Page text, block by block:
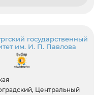
государственный
им. И. П. Павлова
Центральный